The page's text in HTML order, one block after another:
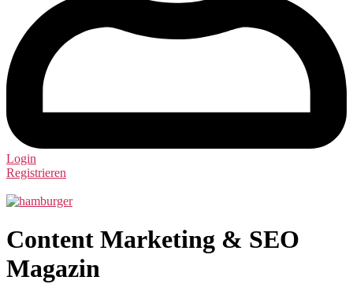
Login
Registrieren
Content Marketing & SEO
Magazin